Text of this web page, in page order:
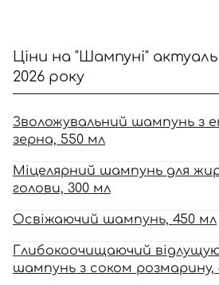
Ціни на "Шампуні"
2026 року
Зволожувальний шампунь з
зерна, 550 мл
Міцелярний шампунь для
голови, 300 мл
Освіжаючий шампунь, 450 мл
Глибокоочищаючий
шампунь з соком розмарину,